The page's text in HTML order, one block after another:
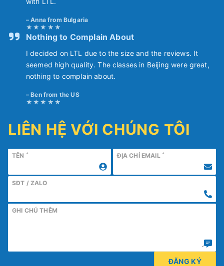
Anna from Bulgaria
Nothing to Complain About
I decided on LTL due to the size and the reviews. It
seemed high quality. The classes in Beijing were great,
nothing to complain about.
Ben from the US
LIÊN HỆ VỚI CHÚNG TÔI
TÊN * ĐỊA CHỈ EMAIL *
SĐT / ZALO
GHI CHÚ THÊM